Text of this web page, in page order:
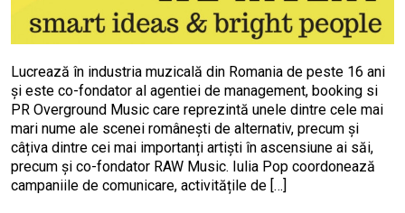
Lucrează în industria muzicală din Romania de peste 16 ani
și este co-fondator al agentiei de management, booking si
PR Overground Music care reprezintă unele dintre cele mai
mari nume ale scenei românești de alternativ, precum și
câțiva dintre cei mai importanți artiști în ascensiune ai săi,
precum și co-fondator RAW Music. Iulia Pop coordonează
campaniile de comunicare, activitățile de […]